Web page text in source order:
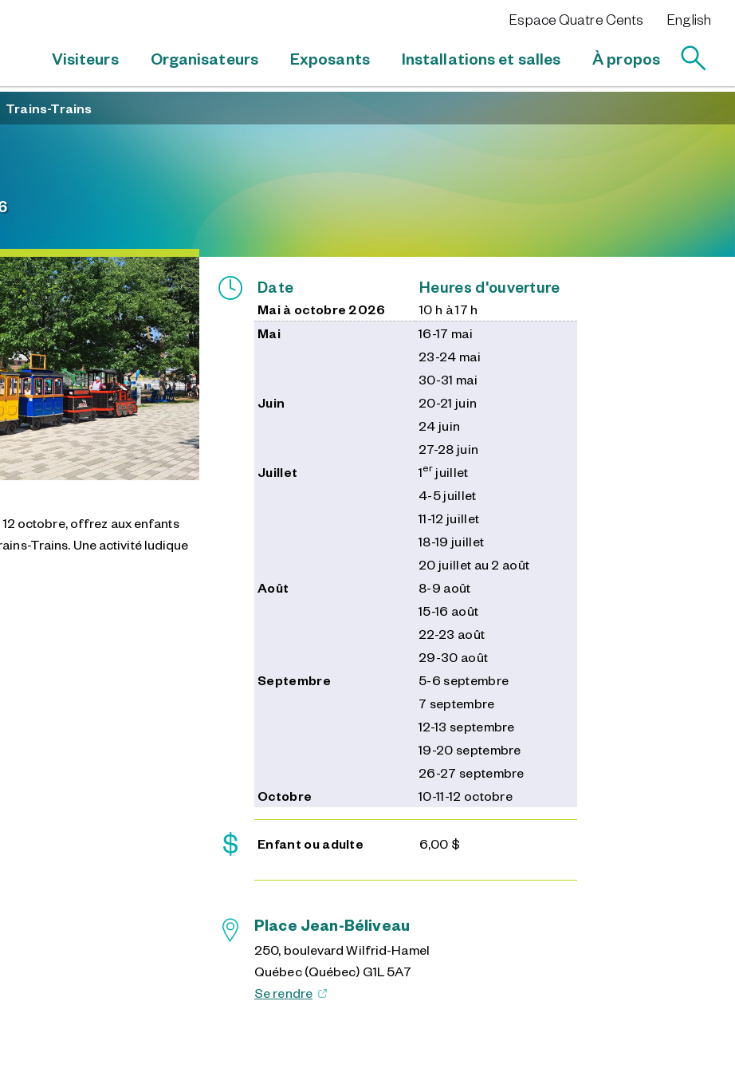
Espace Quatre Cents English
Visiteurs Organisateurs Exposants Installations et salles À propos
Trains-Trains
12 octobre, offrez aux enfants
Trains. Une activité ludique
Date Heures d'ouverture
Mai à octobre 2026 10 h à 17 h
Mai
16-17 mai
23-24 mai
30-31 mai
Juin
20-21 juin
24 juin
27-28 juin
Juillet 1erjuillet
4-5 juillet
11-12 juillet
18-19 juillet
20 juillet au 2 août
Août
8-9 août
15-16 août
22-23 août
29-30 août
Septembre
5-6 septembre
7 septembre
12-13 septembre
19-20 septembre
26-27 septembre
Octobre 10-11-12 octobre
Enfant ou adulte 6,00 $
Place Jean-Béliveau
250, boulevard Wilfrid-Hamel
Québec (Québec) G1L 5A7
Se rendre